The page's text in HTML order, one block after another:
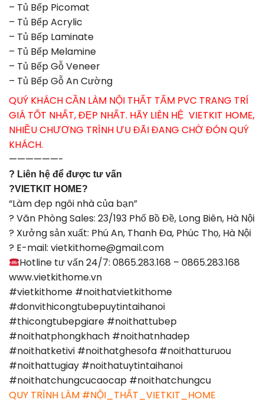
– Tủ Bếp Picomat
– Tủ Bếp Acrylic
– Tủ Bếp Laminate
– Tủ Bếp Melamine
– Tủ Bếp Gỗ Veneer
– Tủ Bếp Gỗ An Cường
QUÝ KHÁCH CẦN LÀM NỘI THẤT TẤM PVC TRANG TRÍ
GIÁ TỐT NHẤT, ĐẸP NHẤT. HÃY LIÊN HỆ VIETKIT HOME,
NHIỀU CHƯƠNG TRÌNH ƯU ĐÃI ĐANG CHỜ ĐÓN QUÝ
KHÁCH.
——————-
? Liên hệ để được tư vấn
?VIETKIT HOME?
“Làm đẹp ngôi nhà của bạn”
? Văn Phòng Sales: 23/193 Phố Bồ Đề, Long Biên, Hà Nội
? Xưởng sản xuất: Phú An, Thanh Đa, Phúc Thọ, Hà Nội
? E-mail: vietkithome@gmail.com
Hotline tư vấn 24/7: 0865.283.168 – 0865.283.168
www.vietkithome.vn
#vietkithome #noithatvietkithome
#donvithicongtubepuytintaihanoi
#thicongtubepgiare #noithattubep
#noithatphongkhach #noithatnhadep
#noithatketivi #noithatghesofa #noithatturuou
#noithattugiay #noithatuytintaihanoi
#noithatchungcucaocap #noithatchungcu
QUY TRÌNH LÀM #NỘI_THẤT_VIETKIT_HOME